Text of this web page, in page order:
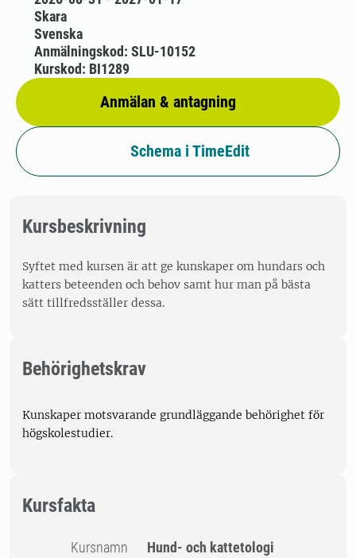
Skara
Svenska
Anmälan & antagning
Anmälningskod: SLU-10152
Kurskod: BI1289
Schema i TimeEdit
Kursbeskrivning
Syftet med kursen är att ge kunskaper om hundars och
katters beteenden och behov samt hur man på bästa
sätt tillfredsställer dessa.
Behörighetskrav
Kunskaper motsvarande grundläggande behörighet för
högskolestudier.
Kursfakta
Kursnamn Hund- och kattetologi